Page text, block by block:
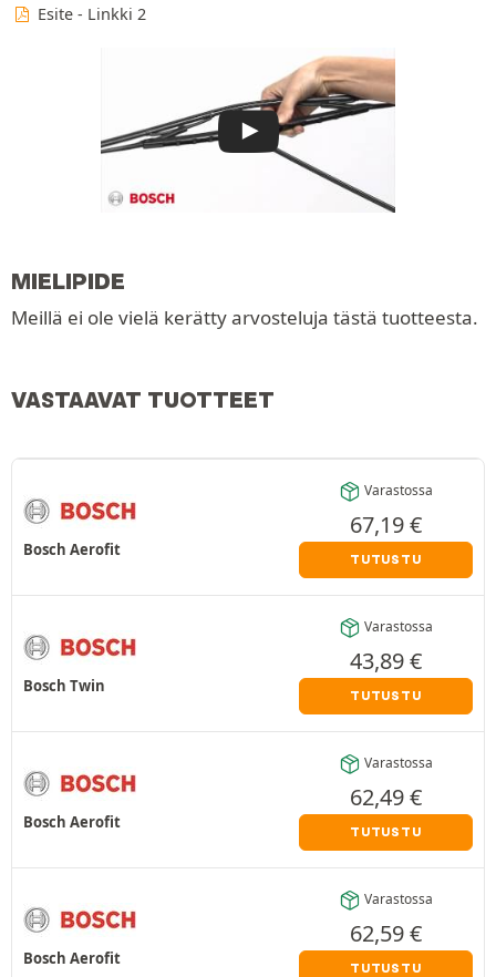
Esite - Linkki 2
MIELIPIDE
Meillä ei ole vielä kerätty arvosteluja tästä tuotteesta.
VASTAAVAT TUOTTEET
Bosch Aerofit
Varastossa
67,19€
TUTUSTU
Bosch Twin
Varastossa
43,89€
TUTUSTU
Bosch Aerofit
Varastossa
62,49€
TUTUSTU
Bosch Aerofit
Varastossa
62,59€
TUTUSTU